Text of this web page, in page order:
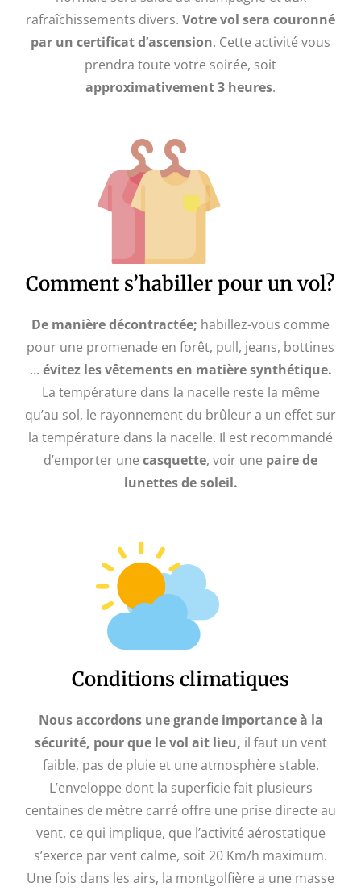
rafraîchissements divers. Votre vol sera couronné
par un certificat d’ascension. Cette activité vous
prendra toute votre soirée, soit
approximativement 3 heures.
Comment s’habiller pour un vol?
De manière décontractée; habillez-vous comme
pour une promenade en forêt, pull, jeans, bottines
... évitez les vêtements en matière synthétique.
La température dans la nacelle reste la même
qu’au sol, le rayonnement du brûleur a un effet sur
la température dans la nacelle. Il est recommandé
d’emporter une casquette, voir une paire de
lunettes de soleil.
Conditions climatiques
Nous accordons une grande importance à la
sécurité, pour que le vol ait lieu, il faut un vent
faible, pas de pluie et une atmosphère stable.
L’enveloppe dont la superficie fait plusieurs
centaines de mètre carré offre une prise directe au
vent, ce qui implique, que l’activité aérostatique
s’exerce par vent calme, soit 20 Km/h maximum.
Une fois dans les airs, la montgolfière a une masse